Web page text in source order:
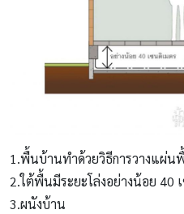
1.พื้นบ้านทำด้วยวิธีการวางแผ่น
2.ใต้พื้นมีระยะโล่งอย่างน้อย 40
3.ผนังบ้าน